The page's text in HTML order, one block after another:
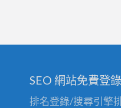
SEO 網站免費登錄
排名登錄/搜尋引擎